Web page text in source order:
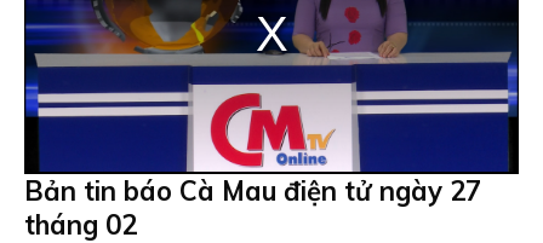
Bản tin báo Cà Mau điện tử ngày 27
tháng 02